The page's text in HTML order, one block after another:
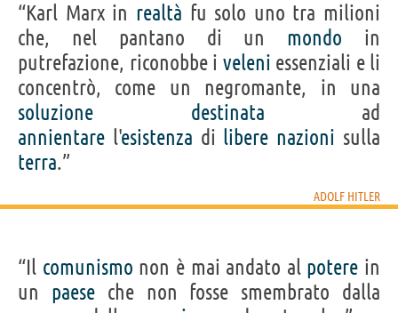
“Karl Marx in realtà fu solo uno tra milioni
che, nel pantano di un mondo in
putrefazione, riconobbe i veleni essenziali e li
concentrò, come un negromante, in una
soluzione
destinata ad
annientare l'esistenza di libere nazioni sulla
terra.”
ADOLF HITLER
“Il comunismo non è mai andato al potere in
un paeseche non fosse smembrato dalla